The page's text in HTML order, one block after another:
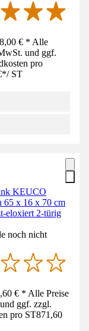
€ * Alle
und ggf.
pro
*/ ST
KEUCO
65 x 16 x 70 cm
eloxiert 2-türig
noch nicht
€ * Alle Preise
ggf. zzgl.
pro ST871,60